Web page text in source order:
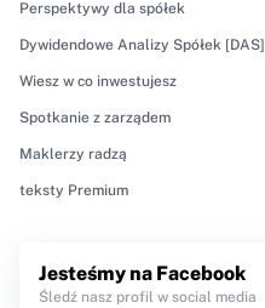
Perspektywy dla spółek
Dywidendowe Analizy Spółek [DAS]
Wiesz w co inwestujesz
Spotkanie z zarządem
Maklerzy radzą
teksty Premium
Jesteśmy na Facebook
Śledź nasz profil w social media